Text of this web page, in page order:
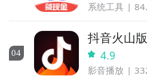
系统工具
04
抖音火山版
4.9
影音播放